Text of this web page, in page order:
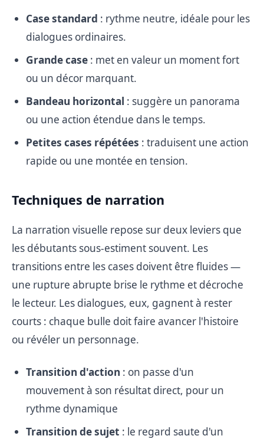
Case standard : rythme neutre, idéale pour les
dialogues ordinaires.
Grande case : met en valeur un moment fort
ou un décor marquant.
Bandeau horizontal : suggère un panorama
ou une action étendue dans le temps.
Petites cases répétées : traduisent une action
rapide ou une montée en tension.
Techniques de narration
La narration visuelle repose sur deux leviers que
les débutants sous-estiment souvent. Les
transitions entre les cases doivent être fluides —
une rupture abrupte brise le rythme et décroche
le lecteur. Les dialogues, eux, gagnent à rester
courts : chaque bulle doit faire avancer l'histoire
ou révéler un personnage.
Transition d'action : on passe d'un
mouvement à son résultat direct, pour un
rythme dynamique
Transition de sujet : le regard saute d'un